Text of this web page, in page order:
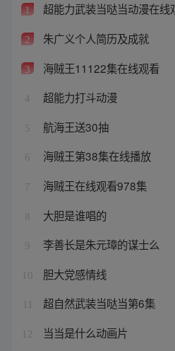
1 超能力武装当哒当动漫在线
2 朱广义个人简历及成就
3 海贼王11122集在线观看
4 超能力打斗动漫
5 航海王送30抽
6 海贼王第38集在线播放
7 海贼王在线观看978集
8 大胆是谁唱的
9 李善长是朱元璋的谋士么
10 胆大党感情线
超自然武装当哒当第6集
12 当当是什么动画片